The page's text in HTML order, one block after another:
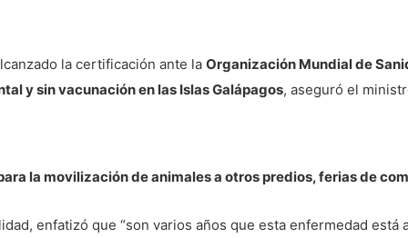
la certificación ante la Organización Mundial de
y sin vacunación en las Islas Galápagos, aseguró el
la movilización de animales a otros predios, ferias de
enfatizó que “son varios años que esta enfermedad está